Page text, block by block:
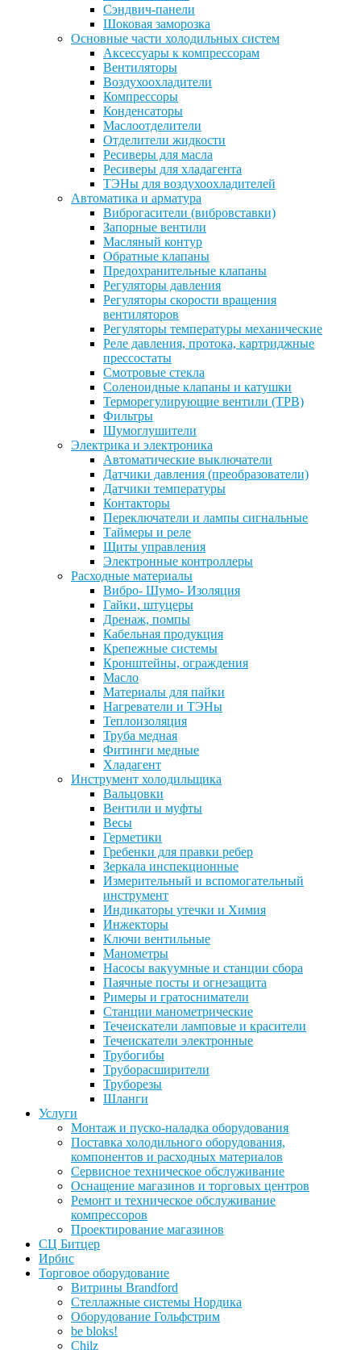
Сэндвич-панели
Шоковая заморозка
Основные части холодильных систем
Аксессуары к компрессорам
Вентиляторы
Воздухоохладители
Компрессоры
Конденсаторы
Маслоотделители
Отделители жидкости
Ресиверы для масла
Ресиверы для хладагента
ТЭНы для воздухоохладителей
Автоматика и арматура
Виброгасители (вибровставки)
Запорные вентили
Масляный контур
Обратные клапаны
Предохранительные клапаны
Регуляторы давления
Регуляторы скорости вращения
вентиляторов
Регуляторы температуры механические
Реле давления, протока, картриджные
прессостаты
Смотровые стекла
Соленоидные клапаны и катушки
Терморегулирующие вентили (ТРВ)
Фильтры
Шумоглушители
Электрика и электроника
Автоматические выключатели
Датчики давления (преобразователи)
Датчики температуры
Контакторы
Переключатели и лампы сигнальные
Таймеры и реле
Щиты управления
Электронные контроллеры
Расходные материалы
Вибро- Шумо- Изоляция
Гайки, штуцеры
Дренаж, помпы
Кабельная продукция
Крепежные системы
Кронштейны, ограждения
Масло
Материалы для пайки
Нагреватели и ТЭНы
Теплоизоляция
Труба медная
Фитинги медные
Хладагент
Инструмент холодильщика
Вальцовки
Вентили и муфты
Весы
Герметики
Гребенки для правки ребер
Зеркала инспекционные
Измерительный и вспомогательный
инструмент
Индикаторы утечки и Химия
Инжекторы
Ключи вентильные
Манометры
Насосы вакуумные и станции сбора
Паячные посты и огнезащита
Римеры и гратосниматели
Станции манометрические
Течеискатели ламповые и красители
Течеискатели электронные
Трубогибы
Труборасширители
Труборезы
Шланги
Услуги
Монтаж и пуско-наладка оборудования
Поставка холодильного оборудования,
компонентов и расходных материалов
Сервисное техническое обслуживание
Оснащение магазинов и торговых центров
Ремонт и техническое обслуживание
компрессоров
Проектирование магазинов
СЦ Битцер
Ирбис
Торговое оборудование
Витрины Brandford
Стеллажные системы Нордика
Оборудование Гольфстрим
be bloks!
Chilz